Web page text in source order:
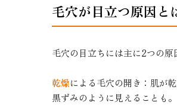
毛穴が目立つ原因と
毛穴の目立ちには主に2つの原
乾燥による毛穴の開き：肌が
黒ずみのように見えることも。